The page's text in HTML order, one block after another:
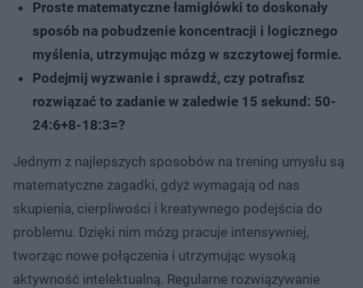
Proste matematyczne łamigłówki to doskonały
sposób na pobudzenie koncentracji i logicznego
myślenia, utrzymując mózg w szczytowej formie.
Podejmij wyzwanie i sprawdź, czy potrafisz
rozwiązać to zadanie w zaledwie 15 sekund: 50-
24:6+8-18:3=?
Jednym z najlepszych sposobów na trening umysłu są
matematyczne zagadki, gdyż wymagają od nas
skupienia, cierpliwości i kreatywnego podejścia do
problemu. Dzięki nim mózg pracuje intensywniej,
tworząc nowe połączenia i utrzymując wysoką
aktywność intelektualną. Regularne rozwiązywanie